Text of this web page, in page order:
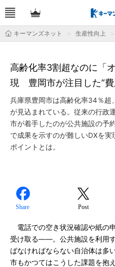
キーマンズネット 生産性向上
高齢化率3割超なのに「
現 豊岡市が注目した“費
兵庫県豊岡市は高齢化率34％超
が見込まれている。従来の行政
市が着手したのが公共施設の予
で成果を示すのが難しいDXを
ポイントとは。
Share Post
電話での空き状況確認や紙の
受け取る――。公共施設を利用
ばなければならない自治体は多
市もかつてはこうした課題を抱